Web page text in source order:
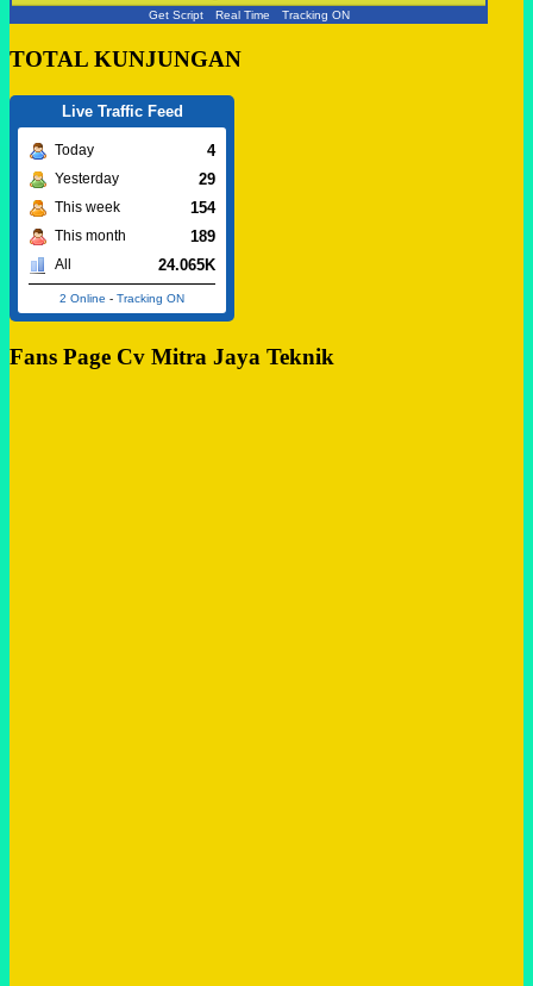
Get Script Real Time Tracking ON
TOTAL KUNJUNGAN
Live Traffic Feed
Today 4
Yesterday 29
This week 154
This month 189
All 24.065K
2 Online - Tracking ON
Fans Page Cv Mitra Jaya Teknik